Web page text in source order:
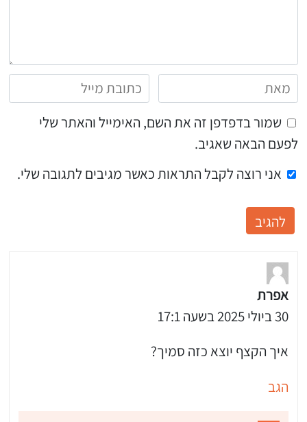
שמור בדפדפן זה את השם, האימייל והאתר שלי
לפעם הבאה שאגיב.
אני רוצה לקבל התראות כאשר מגיבים לתגובה שלי.
אפרת
30 ביולי 2025 בשעה 17:1
איך הקצף יוצא כזה סמיך?
הגב